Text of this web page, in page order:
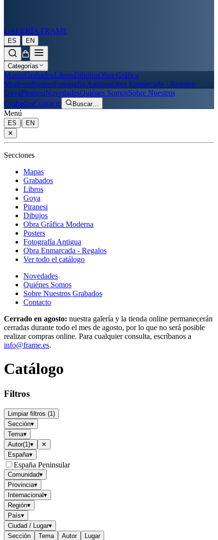
GALERÍA FRAME
ES | EN
Categorías
MapasGrabadosLibrosDibujosObra Gráfica
ModernaPostersFotografía AntiguaObra Enmarcada - Regalos
GoyaPiranesiNovedadesQuiénes SomosSobre Nuestros
GrabadosContacto Buscar…
Menú
ES |
EN
✕
Secciones
Mapas
Grabados
Libros
Goya
Piranesi
Dibujos
Obra Gráfica Moderna
Posters
Fotografía Antigua
Obra Enmarcada - Regalos
Ver todo el catálogo
Novedades
Quiénes Somos
Sobre Nuestros Grabados
Contacto
Cerrado en agosto: nuestra galería y la tienda online permanecerán
cerradas durante todo el mes de agosto, por lo que no será posible
realizar compras online. Para cualquier consulta, escríbanos a
info@frame.es.
Catálogo
Filtros
Limpiar filtros (1)
Sección▾
Tema▾
Autor(1)▾
✕
España▾
España Peninsular
Comunidad▾
Provincia▾
Internacional▾
Región▾
País▾
Ciudad / Lugar▾
Sección
Tema Autor
Lugar